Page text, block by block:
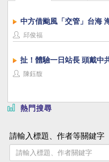
中方借颱風「交管」台海
邱俊福
扯！體驗一日站長 頭戴中
陳鈺馥
熱門搜尋
請輸入標題、作者等關鍵字